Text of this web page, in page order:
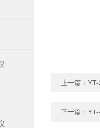
上一篇：
下一篇：